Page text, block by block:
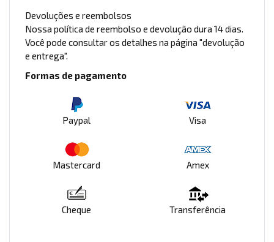
Devoluções e reembolsos
Nossa política de reembolso e devolução dura 14 dias.
Você pode consultar os detalhes na página "devolução
e entrega".
Formas de pagamento
Paypal Visa
Mastercard Amex
Cheque Transferência